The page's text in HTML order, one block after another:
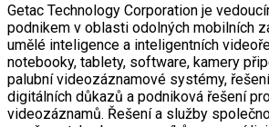
Getac Technology Corporation je
podnikem v oblasti odolných mobilních
umělé inteligence a inteligentních
notebooky, tablety, software, kamery
palubní videozáznamové systémy,
digitálních důkazů a podniková řešení
videozáznamů. Řešení a služby